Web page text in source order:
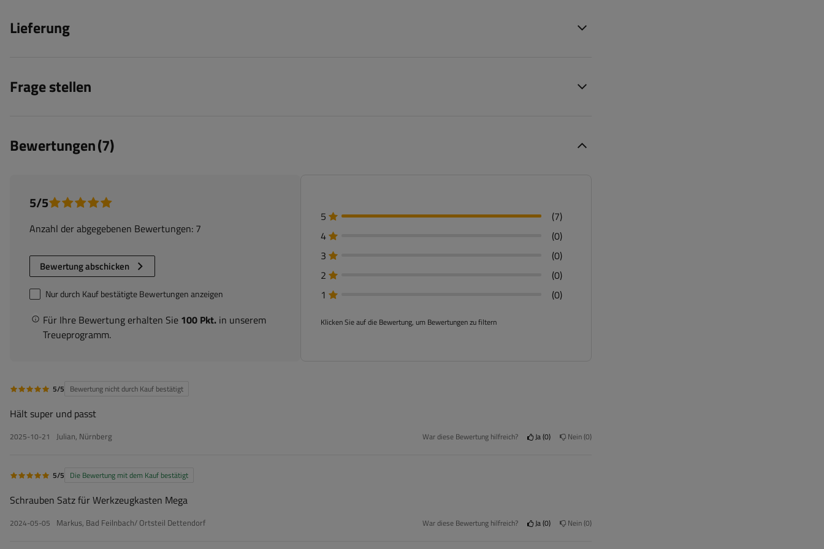
Lieferung
Frage stellen
Bewertungen(7)
5/5
Anzahl der abgegebenen Bewertungen: 7
Bewertung abschicken
Für Ihre Bewertung erhalten Sie 100 Pkt. in unserem
Treueprogramm.
Nur durch Kauf bestätigte Bewertungen anzeigen
5
(7)
4
(0)
3
(0)
2
(0)
1
(0)
Klicken Sie auf die Bewertung, um Bewertungen zu filtern
5/5 Bewertung nicht durch Kauf bestätigt
Hält super und passt
2025-10-21 Julian, Nürnberg War diese Bewertung hilfreich? Ja 0 Nein 0
5/5 Die Bewertung mit dem Kauf bestätigt
Schrauben Satz für Werkzeugkasten Mega
2024-05-05 Markus, Bad Feilnbach/ Ortsteil Dettendorf War diese Bewertung hilfreich? Ja 0 Nein 0